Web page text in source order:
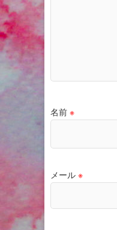
名前 ※
メール ※